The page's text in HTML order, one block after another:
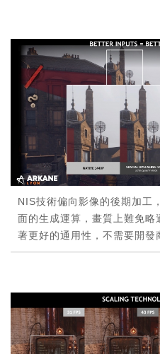
NIS技術偏向影像的後期加工
面的生成運算，畫質上難免
著更好的通用性，不需要開發